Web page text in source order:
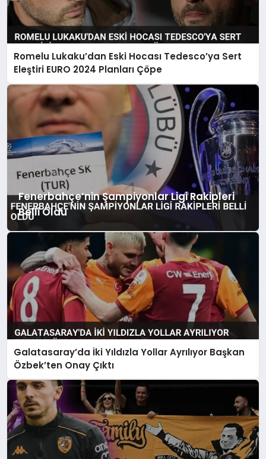
Romelu Lukaku’dan Eski Hocası Tedesco’ya Sert
Eleştiri EURO 2024 Planları Çöpe
Fenerbahçe’nin Şampiyonlar Ligi Rakipleri
Belli Oldu
Galatasaray’da İki Yıldızla Yollar Ayrılıyor Başkan
Özbek’ten Onay Çıktı